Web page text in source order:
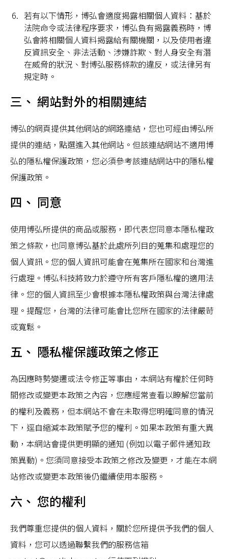
若有以下情形，博弘會適度揭露相關個人資料：基於
法院命令或法律程序要求，博弘負有揭露義務時，博
弘會將相關個人資料揭露給有關機關，以及使用者違
反資訊安全、非法活動、涉嫌詐欺、對人身安全有潛
在威脅的狀況、對博弘服務條款的違反，或法律另有
規定時。
三、 網站對外的相關連結
博弘的網頁提供其他網站的網路連結，您也可經由博弘所
提供的連結，點選進入其他網站。但該連結網站不適用博
弘的隱私權保護政策，您必須參考該連結網站中的隱私權
保護政策。
四、 同意
使用博弘所提供的商品或服務，即代表您同意本隱私權政
策之條款，也同意博弘基於此處所列目的蒐集和處理您的
個人資訊。您的個人資訊可能會在蒐集所在國家和台灣進
行處理。博弘科技將致力於遵守所有客戶隱私權的適用法
律。您的個人資訊至少會根據本隱私權政策與台灣法律處
理。提醒您，台灣的法律可能會比您所在國家的法律嚴苛
或寬鬆。
五、 隱私權保護政策之修正
為因應時勢變遷或法令修正等事由，本網站有權於任何時
間修改或變更本政策之內容，您應經常查看以瞭解您當前
的權利及義務，但本網站不會在未取得您明確同意的情況
下，逕自縮減本政策賦予您的權利。如果本政策有重大異
動，本網站會提供更明顯的通知 (例如以電子郵件通知政
策異動)。您須同意接受本政策之修改及變更，才能在本網
站修改或變更本政策後仍繼續使用本服務。
六、 您的權利
我們尊重您提供的個人資料，關於您所提供予我們的個人
資料，您可以透過聯繫我們的服務信箱